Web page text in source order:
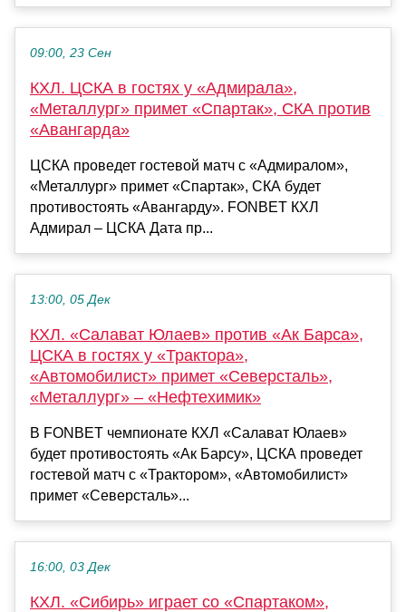
09:00, 23 Сен
КХЛ. ЦСКА в гостях у «Адмирала»,
«Металлург» примет «Спартак», СКА против
«Авангарда»
ЦСКА проведет гостевой матч с «Адмиралом»,
«Металлург» примет «Спартак», СКА будет
противостоять «Авангарду». FONBET КХЛ
Адмирал – ЦСКА Дата пр...
13:00, 05 Дек
КХЛ. «Салават Юлаев» против «Ак Барса»,
ЦСКА в гостях у «Трактора»,
«Автомобилист» примет «Северсталь»,
«Металлург» – «Нефтехимик»
В FONBET чемпионате КХЛ «Салават Юлаев»
будет противостоять «Ак Барсу», ЦСКА проведет
гостевой матч с «Трактором», «Автомобилист»
примет «Северсталь»...
16:00, 03 Дек
КХЛ. «Сибирь» играет со «Спартаком»,